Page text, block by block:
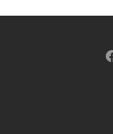
Facebook